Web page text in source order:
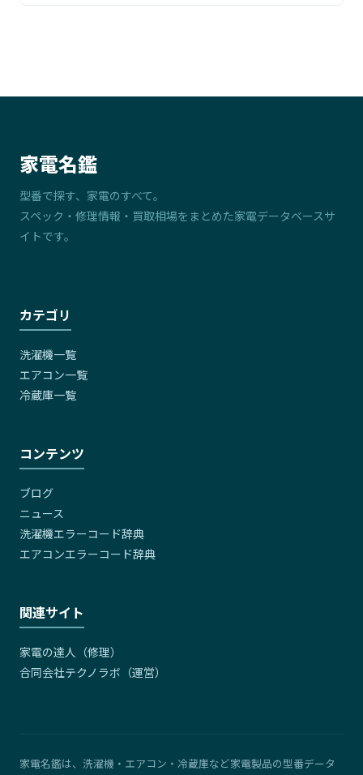
家電名鑑
型番で探す、家電のすべて。
スペック・修理情報・買取相場をまとめた家電データベースサ
イトです。
カテゴリ
洗濯機一覧
エアコン一覧
冷蔵庫一覧
コンテンツ
ブログ
ニュース
洗濯機エラーコード辞典
エアコンエラーコード辞典
関連サイト
家電の達人（修理）
合同会社テクノラボ（運営）
家電名鑑は、洗濯機・エアコン・冷蔵庫など家電製品の型番データ